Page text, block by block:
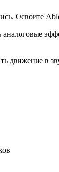
Освоите
движение в